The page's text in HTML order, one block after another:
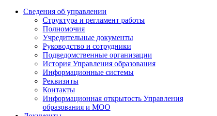
Сведения об управлении
Структура и регламент работы
Полномочия
Учредительные документы
Руководство и сотрудники
Подведомственные организации
История Управления образования
Информационные системы
Реквизиты
Контакты
Информационная открытость Управления
образования и МОО